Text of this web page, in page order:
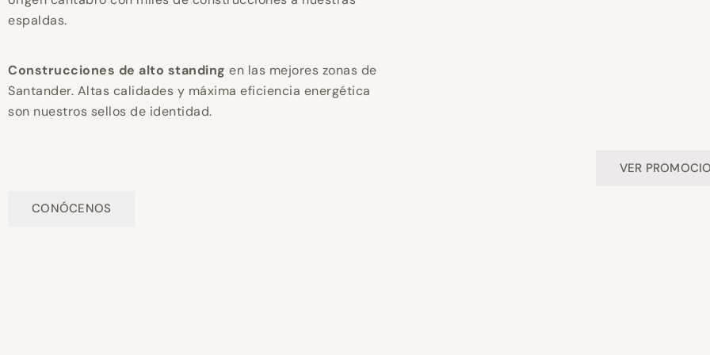
espaldas.
Construcciones de alto standing en las mejores zonas de
Santander. Altas calidades y máxima eficiencia energética
son nuestros sellos de identidad.
CONÓCENOS
VER